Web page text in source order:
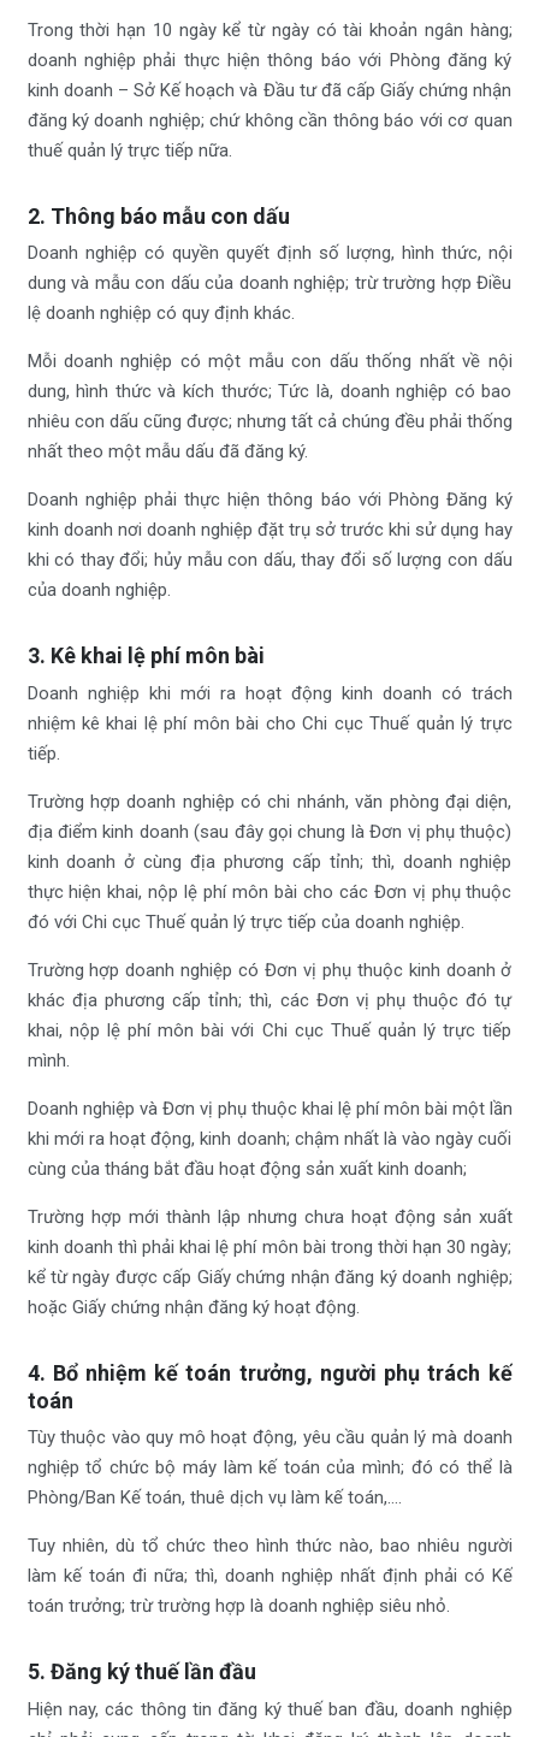
Trong thời hạn 10 ngày kể từ ngày có tài khoản ngân hàng;
doanh nghiệp phải thực hiện thông báo với Phòng đăng ký
kinh doanh – Sở Kế hoạch và Đầu tư đã cấp Giấy chứng nhận
đăng ký doanh nghiệp; chứ không cần thông báo với cơ quan
thuế quản lý trực tiếp nữa.
2. Thông báo mẫu con dấu
Doanh nghiệp có quyền quyết định số lượng, hình thức, nội
dung và mẫu con dấu của doanh nghiệp; trừ trường hợp Điều
lệ doanh nghiệp có quy định khác.
Mỗi doanh nghiệp có một mẫu con dấu thống nhất về nội
dung, hình thức và kích thước; Tức là, doanh nghiệp có bao
nhiêu con dấu cũng được; nhưng tất cả chúng đều phải thống
nhất theo một mẫu dấu đã đăng ký.
Doanh nghiệp phải thực hiện thông báo với Phòng Đăng ký
kinh doanh nơi doanh nghiệp đặt trụ sở trước khi sử dụng hay
khi có thay đổi; hủy mẫu con dấu, thay đổi số lượng con dấu
của doanh nghiệp.
3. Kê khai lệ phí môn bài
Doanh nghiệp khi mới ra hoạt động kinh doanh có trách
nhiệm kê khai lệ phí môn bài cho Chi cục Thuế quản lý trực
tiếp.
Trường hợp doanh nghiệp có chi nhánh, văn phòng đại diện,
địa điểm kinh doanh (sau đây gọi chung là Đơn vị phụ thuộc)
kinh doanh ở cùng địa phương cấp tỉnh; thì, doanh nghiệp
thực hiện khai, nộp lệ phí môn bài cho các Đơn vị phụ thuộc
đó với Chi cục Thuế quản lý trực tiếp của doanh nghiệp.
Trường hợp doanh nghiệp có Đơn vị phụ thuộc kinh doanh ở
khác địa phương cấp tỉnh; thì, các Đơn vị phụ thuộc đó tự
khai, nộp lệ phí môn bài với Chi cục Thuế quản lý trực tiếp
mình.
Doanh nghiệp và Đơn vị phụ thuộc khai lệ phí môn bài một lần
khi mới ra hoạt động, kinh doanh; chậm nhất là vào ngày cuối
cùng của tháng bắt đầu hoạt động sản xuất kinh doanh;
Trường hợp mới thành lập nhưng chưa hoạt động sản xuất
kinh doanh thì phải khai lệ phí môn bài trong thời hạn 30 ngày;
kể từ ngày được cấp Giấy chứng nhận đăng ký doanh nghiệp;
hoặc Giấy chứng nhận đăng ký hoạt động.
4. Bổ nhiệm kế toán trưởng, người phụ trách kế
toán
Tùy thuộc vào quy mô hoạt động, yêu cầu quản lý mà doanh
nghiệp tổ chức bộ máy làm kế toán của mình; đó có thể là
Phòng/Ban Kế toán, thuê dịch vụ làm kế toán,….
Tuy nhiên, dù tổ chức theo hình thức nào, bao nhiêu người
làm kế toán đi nữa; thì, doanh nghiệp nhất định phải có Kế
toán trưởng; trừ trường hợp là doanh nghiệp siêu nhỏ.
5. Đăng ký thuế lần đầu
Hiện nay, các thông tin đăng ký thuế ban đầu, doanh nghiệp